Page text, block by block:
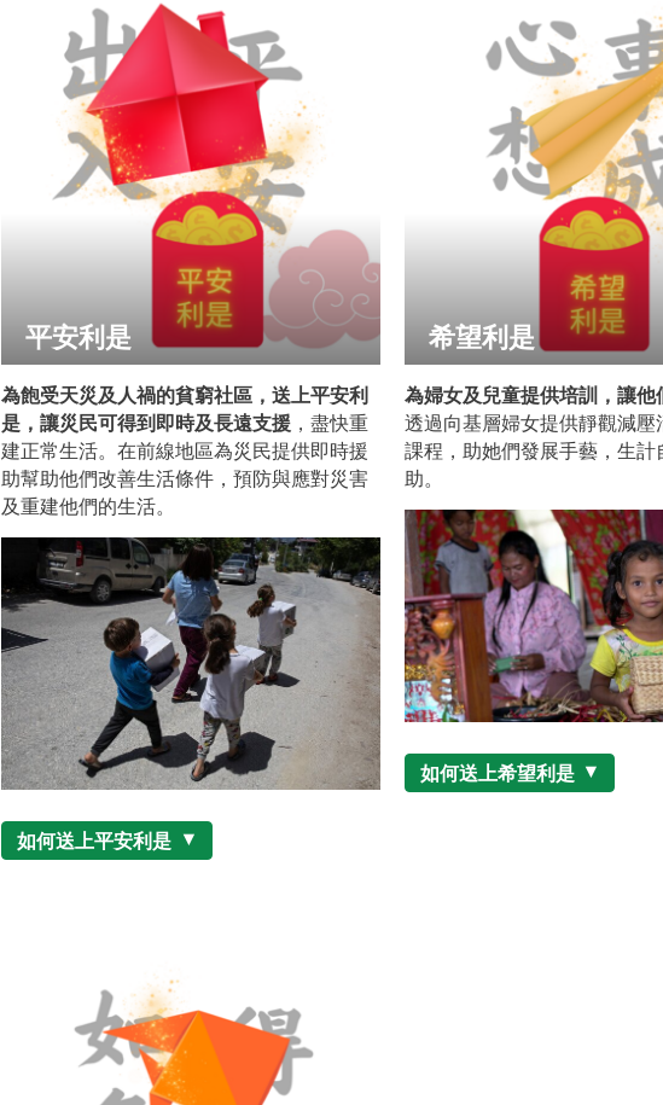
平安利是
為飽受天災及人禍的貧窮社區，送上平安利
是，讓災民可得到即時及長遠支援 ，盡快重
建正常生活。在前線地區為災民提供即時援
助幫助他們改善生活條件，預防與應對災害
及重建他們的生活。
如何送上平安利是
希望利是
為婦女及兒童提供培訓，讓他
透過向基層婦女提供靜觀減壓
課程，助她們發展手藝，生計
助。
如何送上希望利是